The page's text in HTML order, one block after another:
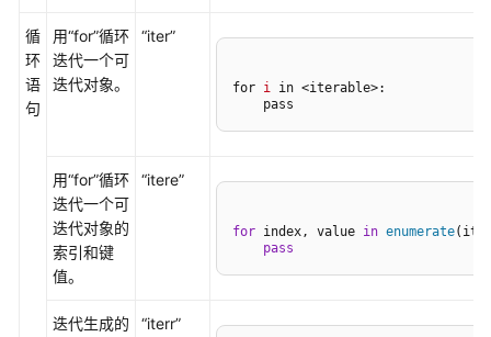
录
CodeArts
IDE
购
买
并
激
License
循
环
语
句
用“for”循环
迭代一个可
迭代对象。
“iter”
for i in <iterable>:
    pass
用“for”循环
迭代一个可
迭代对象的
索引和键
值。
“itere”
for index, value in enumerate
pass
迭代生成的
“iterr”